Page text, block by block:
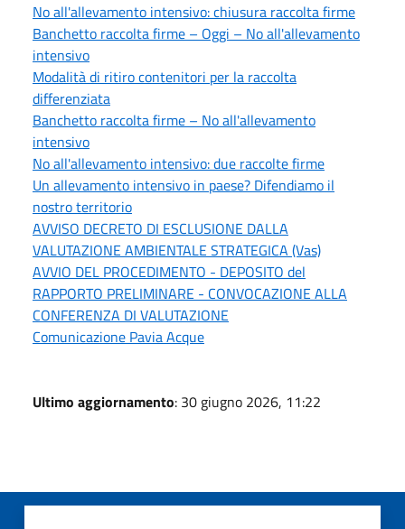
No all'allevamento intensivo: chiusura raccolta firme
Banchetto raccolta firme – Oggi – No all'allevamento
intensivo
Modalità di ritiro contenitori per la raccolta
differenziata
Banchetto raccolta firme – No all'allevamento
intensivo
No all'allevamento intensivo: due raccolte firme
Un allevamento intensivo in paese? Difendiamo il
nostro territorio
AVVISO DECRETO DI ESCLUSIONE DALLA
VALUTAZIONE AMBIENTALE STRATEGICA (Vas)
AVVIO DEL PROCEDIMENTO - DEPOSITO del
RAPPORTO PRELIMINARE - CONVOCAZIONE ALLA
CONFERENZA DI VALUTAZIONE
Comunicazione Pavia Acque
Ultimo aggiornamento: 30 giugno 2026, 11:22